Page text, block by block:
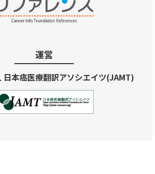
運営
日本癌医療翻訳アソシエイツ(JAMT)